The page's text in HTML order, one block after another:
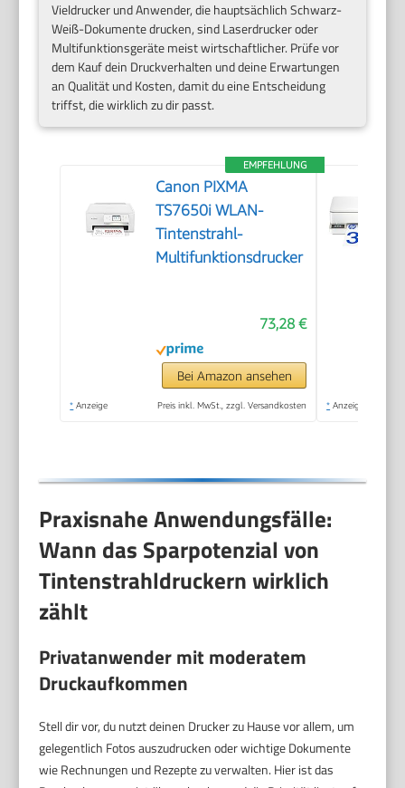
Vieldrucker und Anwender, die hauptsächlich Schwarz-
Weiß-Dokumente drucken, sind Laserdrucker oder
Multifunktionsgeräte meist wirtschaftlicher. Prüfe vor
dem Kauf dein Druckverhalten und deine Erwartungen
an Qualität und Kosten, damit du eine Entscheidung
triffst, die wirklich zu dir passt.
EMPFEHLUNG
Canon PIXMA
TS7650i WLAN-
Tintenstrahl-
Multifunktionsdrucker
73,28 €
Bei Amazon ansehen
* Anzeige Preis inkl. MwSt., zzgl. Versandkosten * Anzeige
Praxisnahe Anwendungsfälle:
Wann das Sparpotenzial von
Tintenstrahldruckern wirklich
zählt
Privatanwender mit moderatem
Druckaufkommen
Stell dir vor, du nutzt deinen Drucker zu Hause vor allem, um
gelegentlich Fotos auszudrucken oder wichtige Dokumente
wie Rechnungen und Rezepte zu verwalten. Hier ist das